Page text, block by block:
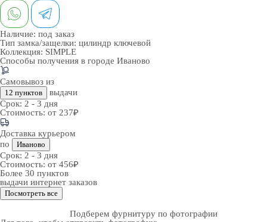
Наличие: под заказ
Тип замка/защелки: цилиндр ключевой
Коллекция: SIMPLE
Способы получения в городе Иваново
Самовывоз из
12 пунктов
выдачи
Срок: 2 - 3 дня
Стоимость: от 237₽
Доставка курьером
по
Иваново
Срок: 2 - 3 дня
Стоимость: от 456₽
Более 30 пунктов
выдачи интернет заказов
Посмотреть все
Подберем фурнитуру по фотографии